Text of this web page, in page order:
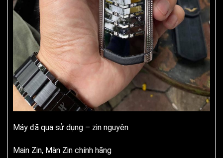
Máy đã qua sử dụng – zin nguyên
Main Zin, Màn Zin chính hãng